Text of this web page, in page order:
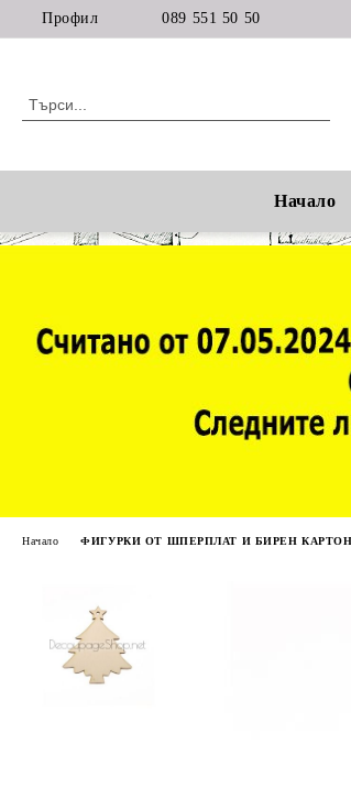
Профил 089 551 50 50
Начало
Начало ФИГУРКИ ОТ ШПЕРПЛАТ И БИРЕН КАРТОН